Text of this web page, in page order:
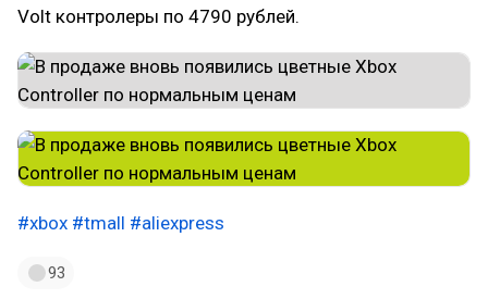
Volt контролеры по 4790 рублей.
#xbox #tmall #aliexpress
93